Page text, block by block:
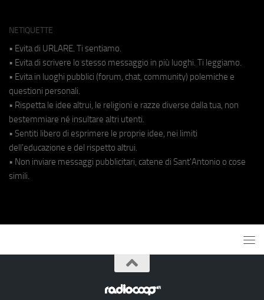
NETIQUETTE
• Evita di URLARE. Ti sentiamo.
• Evita di scrivere lo stesso messaggio in più luoghi. Ti leggiamo.
• Evita in luoghi pubblici (forum, chat, community) polemiche e
questioni personali.
• Rispetta le idee altrui, le religioni e razze diverse dalla tua, non
bestemmiare né insultare altri utenti.
• Sentiti libero di esprimere le proprie idee, nei limiti
dell'educazione e del rispetto altrui.
• Non inviare messaggi pubblicitari, catene di Sant'Antonio o cose
simili.